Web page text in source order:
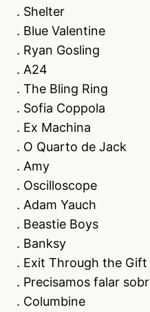
. Shelter
. Blue Valentine
. Ryan Gosling
. A24
. The Bling Ring
. Sofia Coppola
. Ex Machina
. O Quarto de Jack
. Amy
. Oscilloscope
. Adam Yauch
. Beastie Boys
. Banksy
. Exit Through the Gift
. Precisamos falar
. Columbine